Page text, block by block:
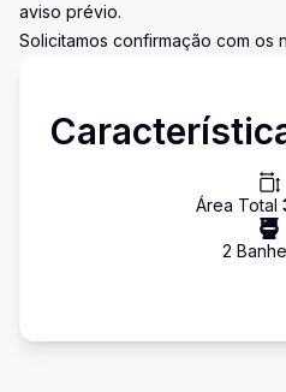
aviso prévio.
Solicitamos confirmação com os
Área Total
2